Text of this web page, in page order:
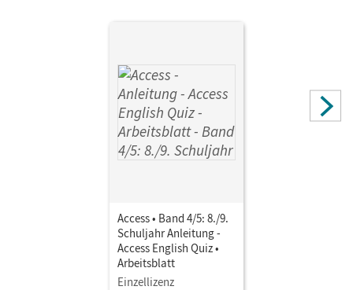
Access • Band 4/5: 8./9.
Schuljahr Anleitung -
Access English Quiz •
Arbeitsblatt
Einzellizenz